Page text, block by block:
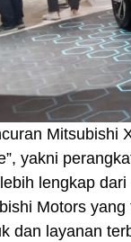
Mitsubishi
yakni
lengkap
Motors
dan layanan